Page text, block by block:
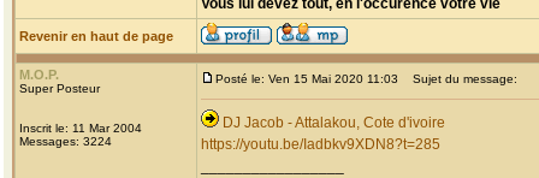
Vous lui devez tout, en l'occurence votre vie
Revenir en haut de page
M.O.P.
Super Posteur
Inscrit le: 11 Mar 2004
Messages: 3224
Posté le: Ven 15 Mai 2020 11:03 Sujet du message:
DJ Jacob - Attalakou, Cote d'ivoire
https://youtu.be/Iadbkv9XDN8?t=285